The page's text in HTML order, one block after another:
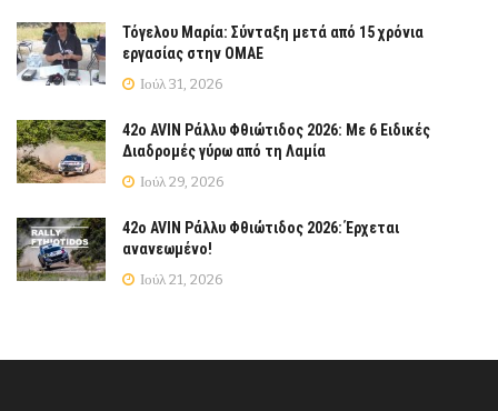
Τόγελου Μαρία: Σύνταξη μετά από 15 χρόνια
εργασίας στην ΟΜΑΕ
Ιούλ 31, 2026
42ο AVIN Ράλλυ Φθιώτιδος 2026: Με 6 Ειδικές
Διαδρομές γύρω από τη Λαμία
Ιούλ 29, 2026
42ο AVIN Ράλλυ Φθιώτιδος 2026: Έρχεται
ανανεωμένο!
Ιούλ 21, 2026